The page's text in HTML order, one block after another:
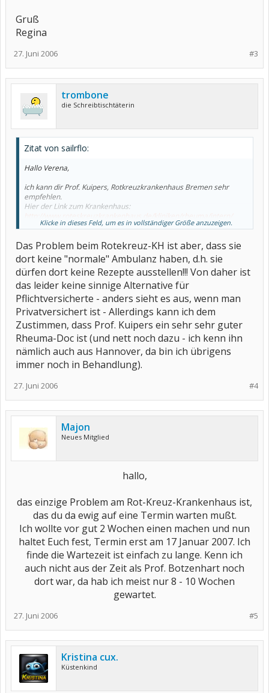
Gruß
Regina
#3
27. Juni 2006
trombone
die Schreibtischtäterin
Zitat von sailrflo:
Hallo Verena,
ich kann dir Prof. Kuipers, Rotkreuzkrankenhaus Bremen sehr
empfehlen.
Hier der Link zum Krankenhaus:
http://www.roteskreuzkrankenhaus.de/kliniken/rheuma/intern/
oder auch die Praxis Dr. Lührs/Dr. Müller in Bremen. Ich bin selber
gewechselt, da ich früher schon bei Prof. Kuipers in Behandlung
gewesen war, als er noch Oberarzt an der Uni-Klinik Hannover war.
Ich hatte anfangs nicht gleich mitbekommen, dass er nach seinem
Weggang dort nach Bremen gegangen war!
Gruß
Regina
Klicke in dieses Feld, um es in vollständiger Größe anzuzeigen.
Das Problem beim Rotekreuz-KH ist aber, dass sie
dort keine "normale" Ambulanz haben, d.h. sie
dürfen dort keine Rezepte ausstellen!!! Von daher ist
das leider keine sinnige Alternative für
Pflichtversicherte - anders sieht es aus, wenn man
Privatversichert ist - Allerdings kann ich dem
Zustimmen, dass Prof. Kuipers ein sehr sehr guter
Rheuma-Doc ist (und nett noch dazu - ich kenn ihn
nämlich auch aus Hannover, da bin ich übrigens
immer noch in Behandlung).
#4
27. Juni 2006
Majon
Neues Mitglied
hallo,
das einzige Problem am Rot-Kreuz-Krankenhaus ist,
das du da ewig auf eine Termin warten mußt.
Ich wollte vor gut 2 Wochen einen machen und nun
haltet Euch fest, Termin erst am 17 Januar 2007. Ich
finde die Wartezeit ist einfach zu lange. Kenn ich
auch nicht aus der Zeit als Prof. Botzenhart noch
dort war, da hab ich meist nur 8 - 10 Wochen
gewartet.​
#5
27. Juni 2006
Kristina cux.
Küstenkind